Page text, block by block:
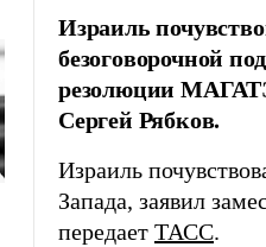
Израиль
безоговорочной
резолюции
Сергей Рябков.
Израиль
Запада, заявил
передает ТАСС.